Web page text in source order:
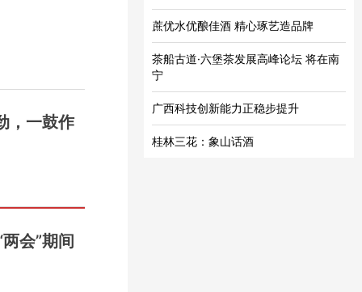
蔗优水优酿佳酒 精心琢艺造品牌
茶船古道·六堡茶发展高峰论坛 将在南
宁
广西科技创新能力正稳步提升
桂林三花：象山话酒
，一鼓作
会”期间